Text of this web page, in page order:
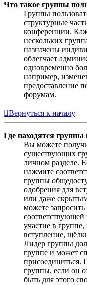
Что такое группы
Группы
структурные
конференции.
нескольких
назначены
облегчает
одновременно
например,
предоставление
форумам.
Вернуться к началу
Где находятся
Вы можете
существующих
личном разделе.
нажмите
группы
одобрения для
или даже
можете
соответствующей
участие в
вступление,
Лидер группы
группе и может
присоединиться.
группы, если он
быть для этого